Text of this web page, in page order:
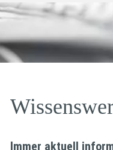
Immer aktuell